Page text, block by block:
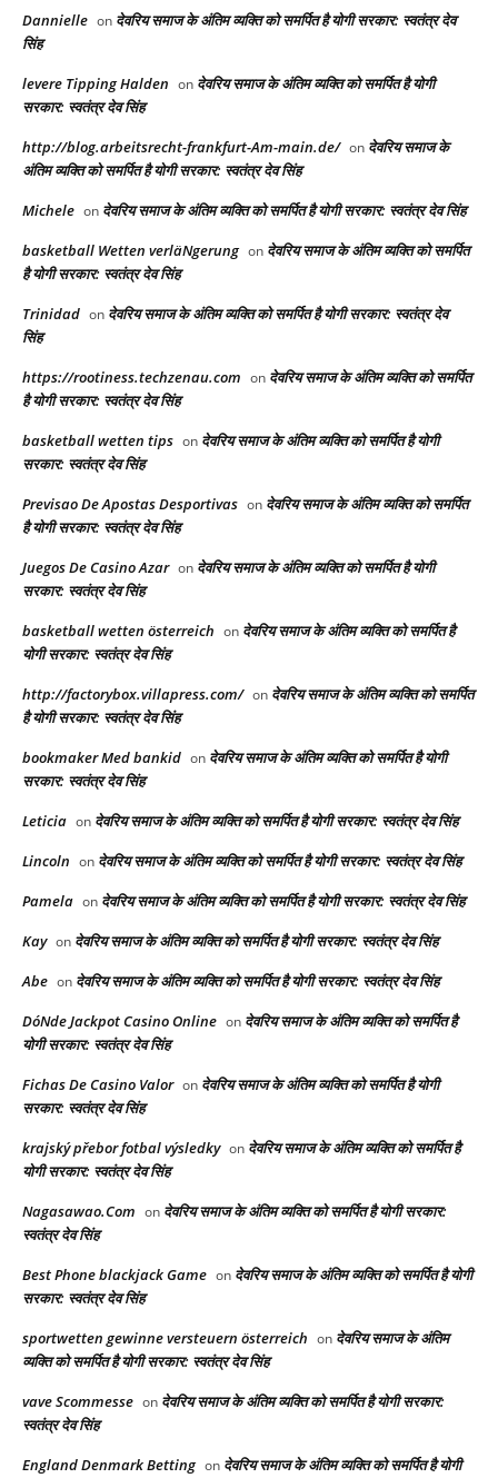
Dannielle on देवरिय समाज के अंतिम व्यक्ति को समर्पित है योगी सरकार: स्वतंत्र देव
सिंह
levere Tipping Halden on देवरिय समाज के अंतिम व्यक्ति को समर्पित है योगी
सरकार: स्वतंत्र देव सिंह
http://blog.arbeitsrecht-frankfurt-Am-main.de/ on देवरिय समाज के
अंतिम व्यक्ति को समर्पित है योगी सरकार: स्वतंत्र देव सिंह
Michele on देवरिय समाज के अंतिम व्यक्ति को समर्पित है योगी सरकार: स्वतंत्र देव सिंह
basketball Wetten verläNgerung on देवरिय समाज के अंतिम व्यक्ति को समर्पित
है योगी सरकार: स्वतंत्र देव सिंह
Trinidad on देवरिय समाज के अंतिम व्यक्ति को समर्पित है योगी सरकार: स्वतंत्र देव
सिंह
https://rootiness.techzenau.com on देवरिय समाज के अंतिम व्यक्ति को समर्पित
है योगी सरकार: स्वतंत्र देव सिंह
basketball wetten tips on देवरिय समाज के अंतिम व्यक्ति को समर्पित है योगी
सरकार: स्वतंत्र देव सिंह
Previsao De Apostas Desportivas on देवरिय समाज के अंतिम व्यक्ति को समर्पित
है योगी सरकार: स्वतंत्र देव सिंह
Juegos De Casino Azar on देवरिय समाज के अंतिम व्यक्ति को समर्पित है योगी
सरकार: स्वतंत्र देव सिंह
basketball wetten österreich on देवरिय समाज के अंतिम व्यक्ति को समर्पित है
योगी सरकार: स्वतंत्र देव सिंह
http://factorybox.villapress.com/ on देवरिय समाज के अंतिम व्यक्ति को समर्पित
है योगी सरकार: स्वतंत्र देव सिंह
bookmaker Med bankid on देवरिय समाज के अंतिम व्यक्ति को समर्पित है योगी
सरकार: स्वतंत्र देव सिंह
Leticia on देवरिय समाज के अंतिम व्यक्ति को समर्पित है योगी सरकार: स्वतंत्र देव सिंह
Lincoln on देवरिय समाज के अंतिम व्यक्ति को समर्पित है योगी सरकार: स्वतंत्र देव सिंह
Pamela on देवरिय समाज के अंतिम व्यक्ति को समर्पित है योगी सरकार: स्वतंत्र देव सिंह
Kay on देवरिय समाज के अंतिम व्यक्ति को समर्पित है योगी सरकार: स्वतंत्र देव सिंह
Abe on देवरिय समाज के अंतिम व्यक्ति को समर्पित है योगी सरकार: स्वतंत्र देव सिंह
DóNde Jackpot Casino Online on देवरिय समाज के अंतिम व्यक्ति को समर्पित है
योगी सरकार: स्वतंत्र देव सिंह
Fichas De Casino Valor on देवरिय समाज के अंतिम व्यक्ति को समर्पित है योगी
सरकार: स्वतंत्र देव सिंह
krajský přebor fotbal výsledky on देवरिय समाज के अंतिम व्यक्ति को समर्पित है
योगी सरकार: स्वतंत्र देव सिंह
Nagasawao.Com on देवरिय समाज के अंतिम व्यक्ति को समर्पित है योगी सरकार:
स्वतंत्र देव सिंह
Best Phone blackjack Game on देवरिय समाज के अंतिम व्यक्ति को समर्पित है योगी
सरकार: स्वतंत्र देव सिंह
sportwetten gewinne versteuern österreich on देवरिय समाज के अंतिम
व्यक्ति को समर्पित है योगी सरकार: स्वतंत्र देव सिंह
vave Scommesse on देवरिय समाज के अंतिम व्यक्ति को समर्पित है योगी सरकार:
स्वतंत्र देव सिंह
England Denmark Betting on देवरिय समाज के अंतिम व्यक्ति को समर्पित है योगी